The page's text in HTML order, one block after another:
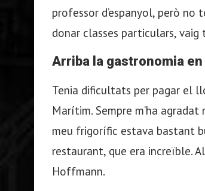
professor d’espanyol, però no
donar classes particulars,
Arriba la gastronomia
Tenia dificultats per pagar el
Marítim. Sempre m’ha
meu frigorífic estava bastant
restaurant, que era increïble.
Hoffmann.